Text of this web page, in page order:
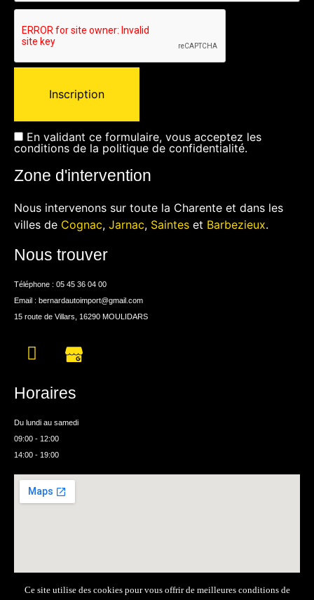
En validant ce formulaire, vous acceptez les
conditions de la politique de confidentialité.
Zone d'intervention
Nous intervenons sur toute la Charente et dans les
villes de Cognac, Jarnac, Saintes et Barbezieux.
Nous trouver
Téléphone : 05 45 36 04 00
Email : bernardautoimport@gmail.com
15 route de Villars, 16290 MOULIDARS
Horaires
Du lundi au samedi
09:00 - 12:00
14:00 - 19:00
Ce site utilise des cookies pour vous offrir de meilleures conditions de